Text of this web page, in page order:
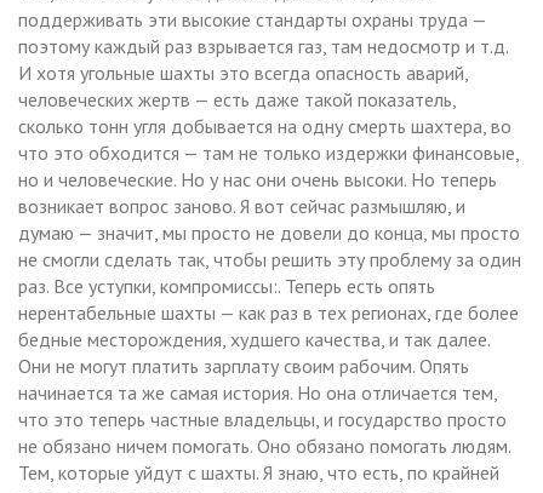
поддерживать эти высокие стандарты охраны труда —
поэтому каждый раз взрывается газ, там недосмотр и т.д.
И хотя угольные шахты это всегда опасность аварий,
человеческих жертв — есть даже такой показатель,
сколько тонн угля добывается на одну смерть шахтера, во
что это обходится — там не только издержки финансовые,
но и человеческие. Но у нас они очень высоки. Но теперь
возникает вопрос заново. Я вот сейчас размышляю, и
думаю — значит, мы просто не довели до конца, мы просто
не смогли сделать так, чтобы решить эту проблему за один
раз. Все уступки, компромиссы:. Теперь есть опять
нерентабельные шахты — как раз в тех регионах, где более
бедные месторождения, худшего качества, и так далее.
Они не могут платить зарплату своим рабочим. Опять
начинается та же самая история. Но она отличается тем,
что это теперь частные владельцы, и государство просто
не обязано ничем помогать. Оно обязано помогать людям.
Тем, которые уйдут с шахты. Я знаю, что есть, по крайней